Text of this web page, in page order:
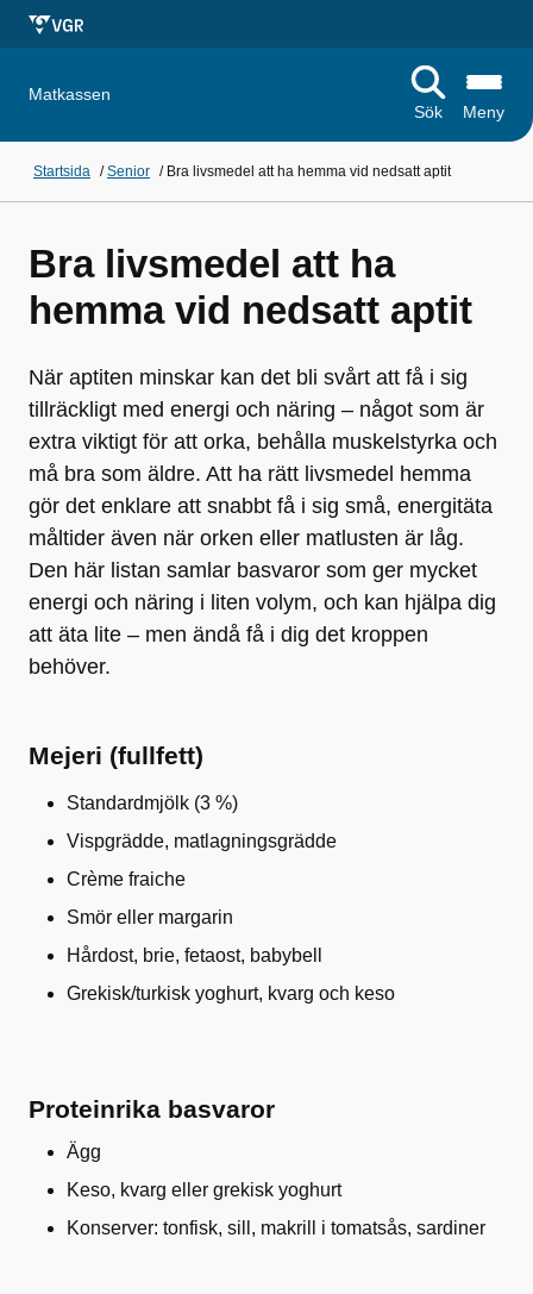
Matkassen
Sök
Meny
Startsida /Senior / Bra livsmedel att ha hemma vid nedsatt aptit
Bra livsmedel att ha
hemma vid nedsatt aptit
När aptiten minskar kan det bli svårt att få i sig
tillräckligt med energi och näring – något som är
extra viktigt för att orka, behålla muskelstyrka och
må bra som äldre. Att ha rätt livsmedel hemma
gör det enklare att snabbt få i sig små, energitäta
måltider även när orken eller matlusten är låg.
Den här listan samlar basvaror som ger mycket
energi och näring i liten volym, och kan hjälpa dig
att äta lite – men ändå få i dig det kroppen
behöver.
Mejeri (fullfett)
Standardmjölk (3 %)
Vispgrädde, matlagningsgrädde
Crème fraiche
Smör eller margarin
Hårdost, brie, fetaost, babybell
Grekisk/turkisk yoghurt, kvarg och keso
Proteinrika basvaror
Ägg
Keso, kvarg eller grekisk yoghurt
Konserver: tonfisk, sill, makrill i tomatsås, sardiner